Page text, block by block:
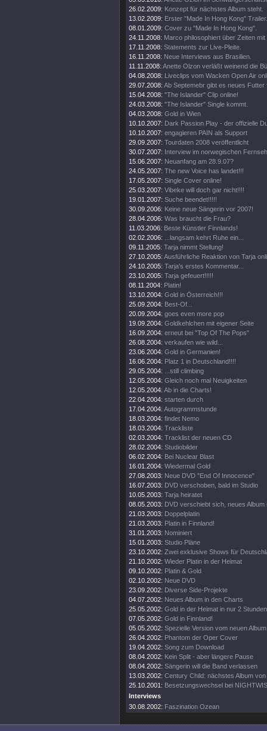
26.02.2009: Konzept für nächstes Album steht.
13.02.2009: Erster "Made In Hong Kong" Trailer.
08.01.2009: Cover zu "Made In Hong Kong".
24.11.2008: Marco philosophiert über Zeiten mit
17.11.2008: Statements zur Live-Pleite.
16.11.2008: Neue Interviews aus Brasilien.
11.11.2008: Anette Olzon verläßt weinend die
04.08.2008: Liveclips vom Wacken Open Air
29.07.2008: Ab Septemebr gibt es neues Futter
15.04.2008: "The Islander" Clip online!
24.03.2008: "The Islander" Single kommt.
04.03.2008: Gold in Wien
10.10.2007: Dark Passion Play - der offizielle
10.10.2007: engagieren PAIN als Support
29.09.2007: Tourdaten 2008 veröffentlicht
30.07.2007: Interview im norwegischen
15.06.2007: Neuanfang am 28.9.07?
24.05.2007: The new Voice has landet!!!
17.05.2007: Single Cover online!
25.03.2007: Vibeke will doch gar nicht!!!!
19.01.2007: Suche beendet!!!!!
30.09.2006: Keine neue Sängerin vor 2007!
28.04.2006: Was braucht die Frau?
11.03.2006: Beste Künstler Finnlands!
02.02.2006:
...langsam kehrt Ruhe ein...
09.11.2005: Tarja nimmt Stellung!
27.10.2005: Ausführliche Reaktion von Tarja
24.10.2005: Tarja's erstes Kommentar...
23.10.2005: Tarja gefeuert!!!!!
08.11.2004: Platin!
13.10.2004: Gold in Österreich!!!
25.09.2004: Best-Of...
20.09.2004: goes even more pop
19.09.2004: Goldkehlchen mit eigener Seite
16.09.2004: erneut bei "Top Of The Pops"
26.08.2004: verkaufen wie wild...
23.06.2004: Gold in Germanien!
16.06.2004: Platz 1 in Deutschland!!!!
29.05.2004:
...still climbing
12.05.2004: Gleich noch mal Neuigkeiten
12.05.2004: Ab in die Charts!
22.04.2004: starten durch
17.04.2004: Autogrammstunde
18.03.2004: findet Nemo
18.03.2004: Trackliste
02.03.2004: Tracklist der neuen CD
28.02.2004: Studiobilder
06.02.2004: Bei Nuclear Blast
16.01.2004: Wiedermal Gold
27.08.2003: Neue DVD "End Of Innocence"
16.07.2003: DVD verschoben, bald im Studio
10.05.2003: Tarja heiratet
08.05.2003: DVD verschiebt sich, neues Album
21.03.2003: Doppelplatin
21.03.2003: Platin in Finnland!
31.01.2003: Nominiert
15.01.2003: Studio Pläne
23.10.2002: Zwei exklusive Shows für
21.10.2002: Wieder Platin in der Heimat
09.10.2002: Platin & Gold
02.10.2002: Neue DVD
23.09.2002: Diverse Side-Projekte
04.07.2002: Neues Album in den Charts
25.05.2002: Gold in der Heimat in nur 2 Stunden
07.05.2002: Gold in Finnland!
05.05.2002: Spezielle Version vom neuen Album
26.04.2002: Phantom der Oper Cover
19.04.2002: Song zum Download
08.04.2002: Kein Split - aber längere Pause
08.04.2002: Sängerin will die Band verlassen
13.03.2002: Century Child: nächstes Album
25.10.2001: Besetzungswechsel bei
Interviews
30.08.2002: Faszination Ozean